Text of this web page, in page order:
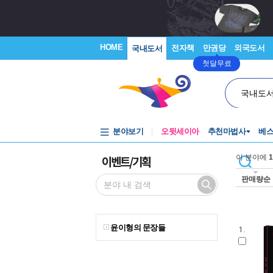
HOME 국내도서 전자책 만권당
첫달무료
외국도서
국내도
분야보기 오뒷세이아 추천마법사 베
이벤트/기획
윤이형의 문장들
이 분야에
판매량순
1.